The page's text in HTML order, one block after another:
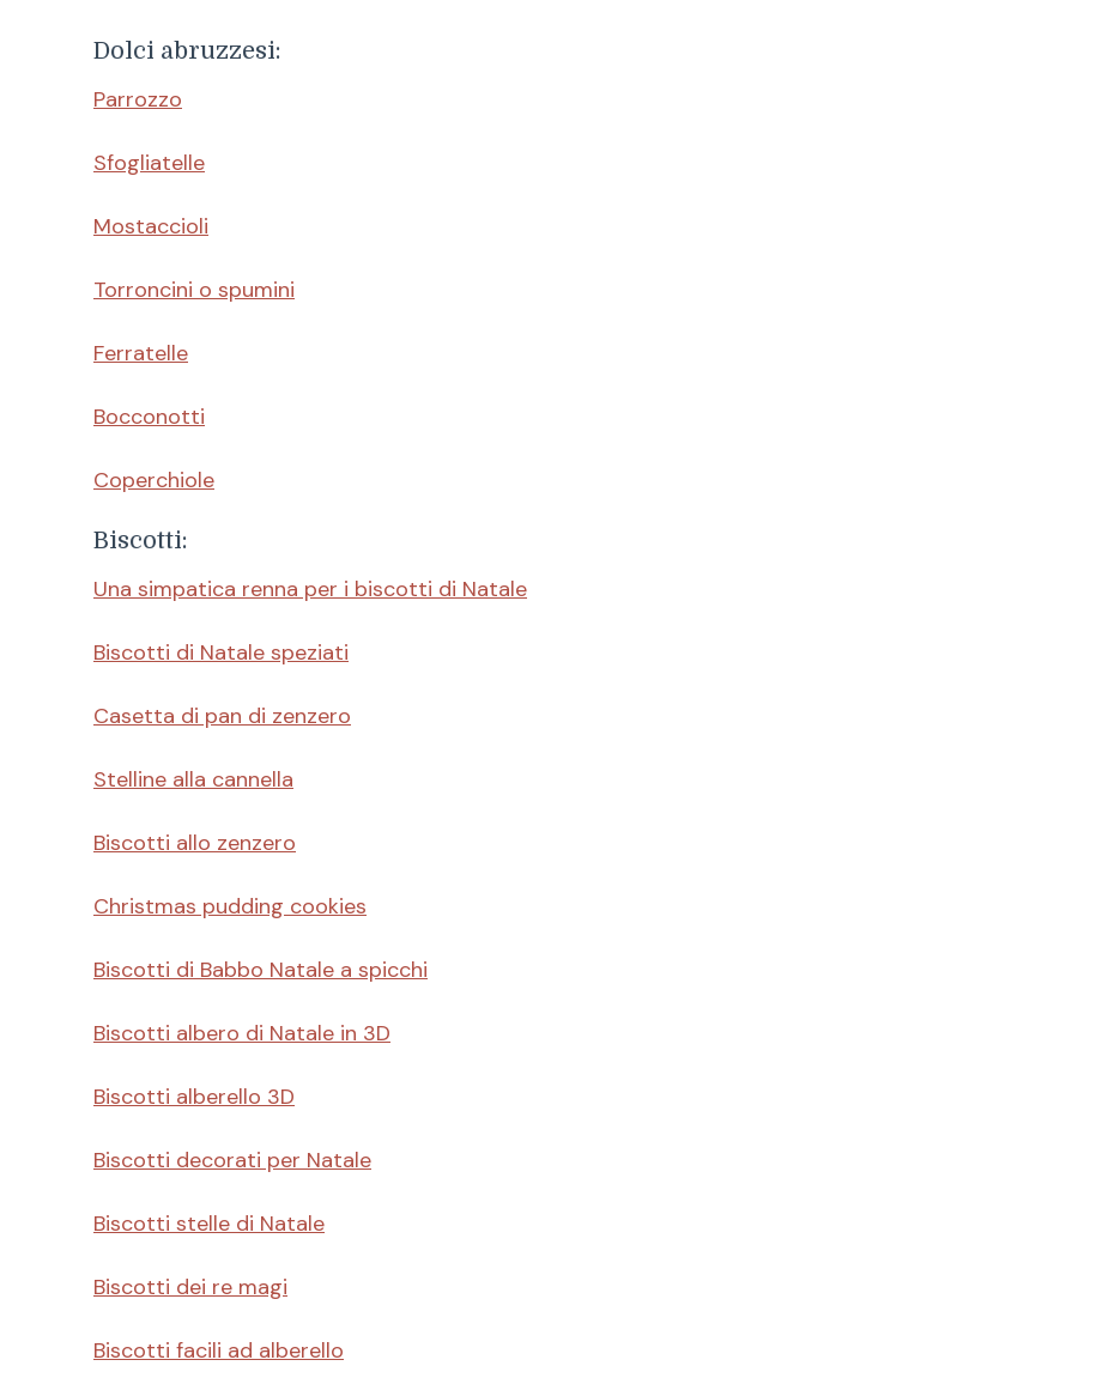
Dolci abruzzesi:
Parrozzo
Sfogliatelle
Mostaccioli
Torroncini o spumini
Ferratelle
Bocconotti
Coperchiole
Biscotti:
Una simpatica renna per i biscotti di Natale
Biscotti di Natale speziati
Casetta di pan di zenzero
Stelline alla cannella
Biscotti allo zenzero
Christmas pudding cookies
Biscotti di Babbo Natale a spicchi
Biscotti albero di Natale in 3D
Biscotti alberello 3D
Biscotti decorati per Natale
Biscotti stelle di Natale
Biscotti dei re magi
Biscotti facili ad alberello